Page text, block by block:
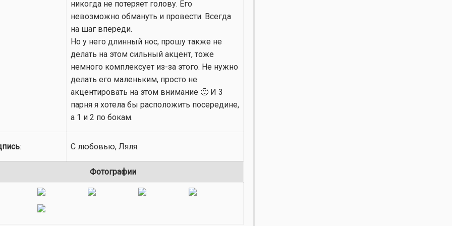
никогда не потеряет голову. Его
невозможно обмануть и провести. Всегда
на шаг впереди.
Но у него длинный нос, прошу также не
делать на этом сильный акцент, тоже
немного комплексует из-за этого. Не нужно
делать его маленьким, просто не
акцентировать на этом внимание 🙂 И 3
парня я хотела бы расположить посередине,
а 1 и 2 по бокам.
: С любовью, Ляля.
Фотографии